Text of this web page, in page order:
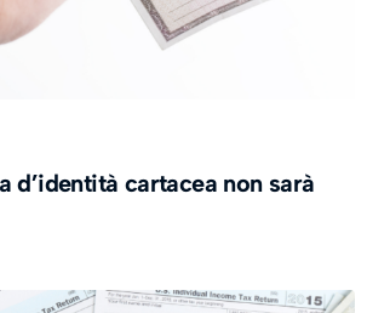
d’identità cartacea non sarà